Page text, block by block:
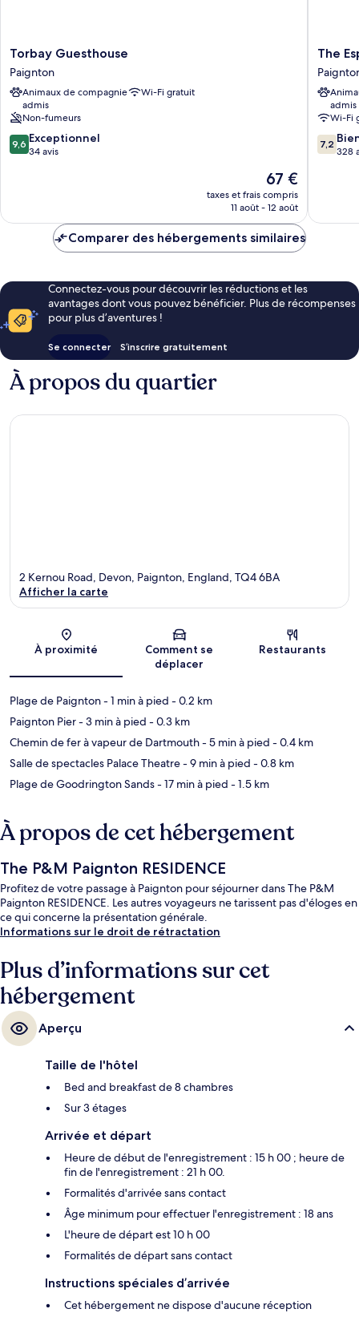
Torbay
Guesthouse
Paignton
Torbay Guesthouse
Paignton
Animaux de compagnie
admis
Wi-Fi gratuit
Non-fumeurs
9.6
sur
9,6 Exceptionnel
34 avis
Le
nouveau
prix
de
67 €
taxes et frais compris
11 août - 12 août
The
Hotel
by
The
admis
Wi-Fi
7.2
sur
7,2
328
Comparer des hébergements similaires
Connectez-vous pour découvrir les réductions et les
avantages dont vous pouvez bénéficier. Plus de récompenses
pour plus d’aventures !
Se connecter S’inscrire gratuitement
À propos du quartier
Carte
2 Kernou Road, Devon, Paignton, England, TQ4 6BA
Afficher la carte
À proximité
Comment se
déplacer
Restaurants
Plage de Paignton- 1 min à pied - 0.2 km
Paignton Pier- 3 min à pied - 0.3 km
Chemin de fer à vapeur de Dartmouth- 5 min à pied - 0.4 km
Salle de spectacles Palace Theatre- 9 min à pied - 0.8 km
Plage de Goodrington Sands- 17 min à pied - 1.5 km
À propos de cet hébergement
The P&M Paignton RESIDENCE
Profitez de votre passage à Paignton pour séjourner dans The P&M
Paignton RESIDENCE. Les autres voyageurs ne tarissent pas d'éloges en
ce qui concerne la présentation générale.
Informations sur le droit de rétractation
Plus d’informations sur cet
hébergement
Aperçu
Taille de l'hôtel
Bed and breakfast de 8 chambres
Sur 3 étages
Arrivée et départ
Heure de début de l'enregistrement : 15 h 00 ; heure de
fin de l'enregistrement : 21 h 00.
Formalités d'arrivée sans contact
Âge minimum pour effectuer l'enregistrement : 18 ans
L'heure de départ est 10 h 00
Formalités de départ sans contact
Instructions spéciales d’arrivée
Cet hébergement ne dispose d'aucune réception